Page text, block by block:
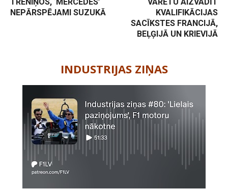
NEPĀRSPĒJAMI SUZUKĀ
KVALIFIKĀCIJAS
SACĪKSTES FRANCIJĀ,
BEĻĢIJĀ UN KRIEVIJĀ
INDUSTRIJAS ZIŅAS